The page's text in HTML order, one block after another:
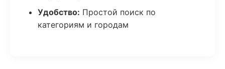
Удобство: Простой поиск по
категориям и городам